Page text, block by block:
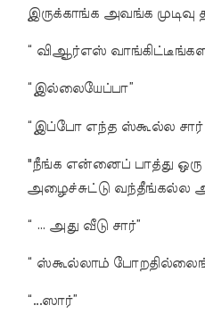
இருக்காங்க அவங்க முடிவு
“ விஆர்எஸ்
“இல்லையேப்பா”
“இப்போ எந்த ஸ்கூல்ல சார்
"நீங்க என்னைப் பாத்து ஒரு
அழைச்சுட்டு வந்தீங்கல்ல
“ … அது வீடு சார்”
“ ஸ்கூல்லாம்
“...ஸார்”